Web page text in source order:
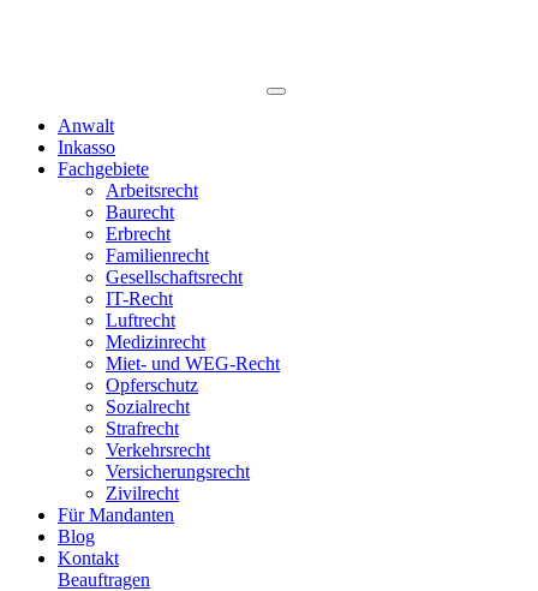
Anwalt
Inkasso
Fachgebiete
Arbeitsrecht
Baurecht
Erbrecht
Familienrecht
Gesellschaftsrecht
IT-Recht
Luftrecht
Medizinrecht
Miet- und WEG-Recht
Opferschutz
Sozialrecht
Strafrecht
Verkehrsrecht
Versicherungsrecht
Zivilrecht
Für Mandanten
Blog
Kontakt
Beauftragen